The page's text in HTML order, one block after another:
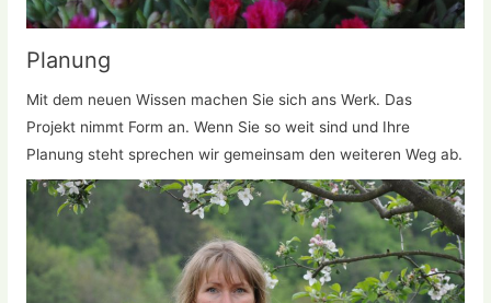
Planung
Mit dem neuen Wissen machen Sie sich ans Werk. Das
Projekt nimmt Form an. Wenn Sie so weit sind und Ihre
Planung steht sprechen wir gemeinsam den weiteren Weg ab.